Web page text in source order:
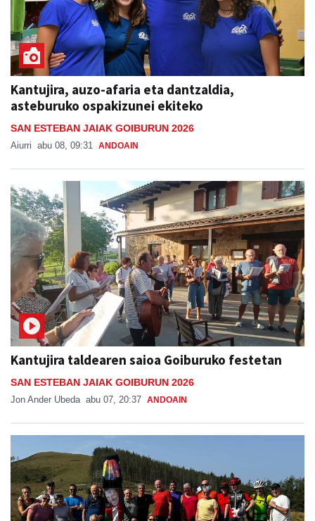
Kantujira, auzo-afaria eta dantzaldia,
asteburuko ospakizunei ekiteko
SAN ESTEBAN JAIAK GOIBURUN 2026
Aiurri abu 08, 09:31 ANDOAIN
Kantujira taldearen saioa Goiburuko festetan
SAN ESTEBAN JAIAK GOIBURUN 2026
Jon Ander Ubeda abu 07, 20:37 ANDOAIN